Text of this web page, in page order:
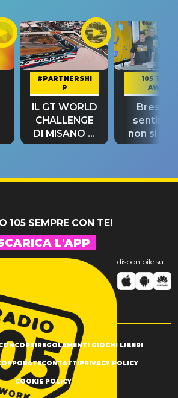
#PARTNERSHI
P
IL GT WORLD
CHALLENGE
DI MISANO si
riconferma
105 TAKE
AWAY
Bresh:
non si
fino alla
105 SEMPRE CON TE!
L'APP
disponibile su
REGOLAMENTI GIOCHI LIBERI
CONTATTI PRIVACY POLICY
COOKIE POLICY